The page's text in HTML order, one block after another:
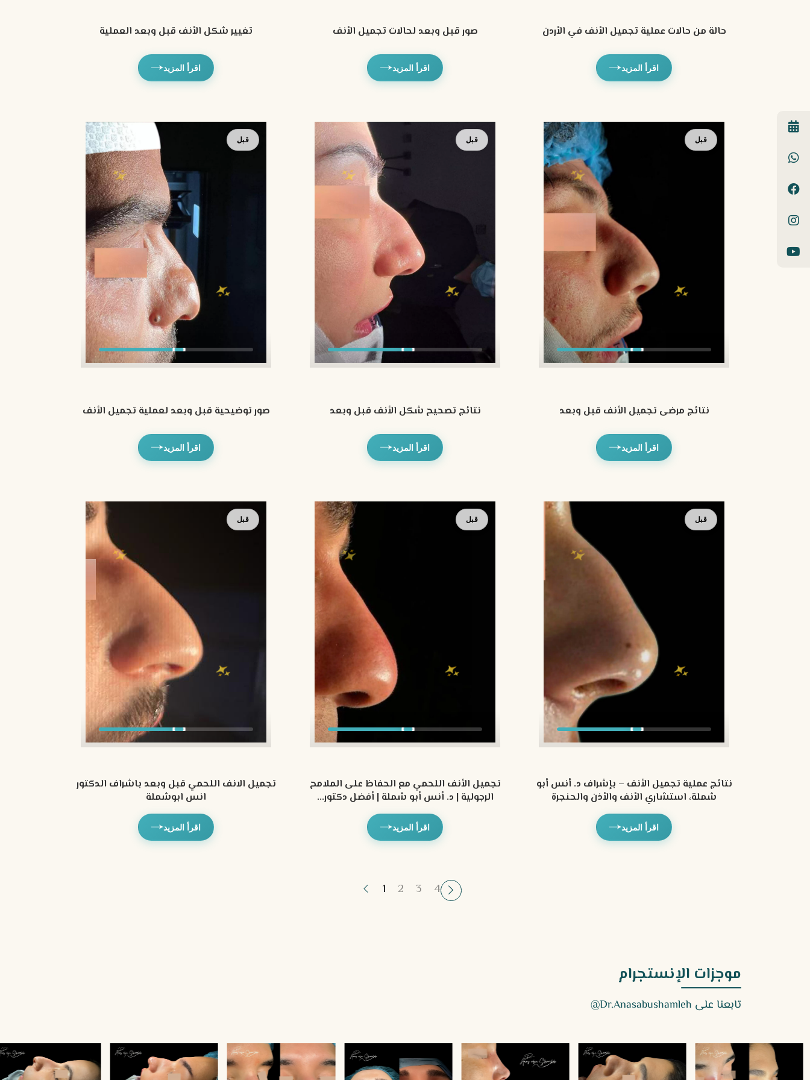
تغيير شكل الأنف قبل وبعد العملية
اقرأ المزيد
صور قبل وبعد لحالات تجميل الأنف
اقرأ المزيد
حالة من حالات عملية تجميل الأنف في الأردن
اقرأ المزيد
بعد
صور توضيحية قبل وبعد لعملية تجميل الأنف
اقرأ المزيد
بعد
نتائج تصحيح شكل الأنف قبل وبعد
اقرأ المزيد
بعد
نتائج مرضى تجميل الأنف قبل وبعد
اقرأ المزيد
تجميل الانف اللحمي قبل وبعد باشراف الدكتور
انس ابوشملة
اقرأ المزيد
بعد
تجميل الأنف اللحمي مع الحفاظ على الملامح
الرجولية | د. أنس أبو شملة | أفضل دكتور...
اقرأ المزيد
بعد
نتائج عملية تجميل الأنف – بإشراف د. أنس أبو
شملة، استشاري الأنف والأذن والحنجرة
اقرأ المزيد
1 2 3 4
موجزات الإنستجرام
تابعنا على Dr.anasabushamleh@